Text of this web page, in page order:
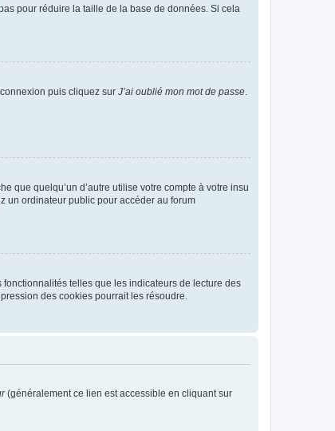
pour réduire la taille de la base de données. Si cela
puis cliquez sur J’ai oublié mon mot de passe.
que quelqu’un d’autre utilise votre compte à votre insu
un ordinateur public pour accéder au forum
telles que les indicateurs de lecture des
des cookies pourrait les résoudre.
(généralement ce lien est accessible en cliquant sur